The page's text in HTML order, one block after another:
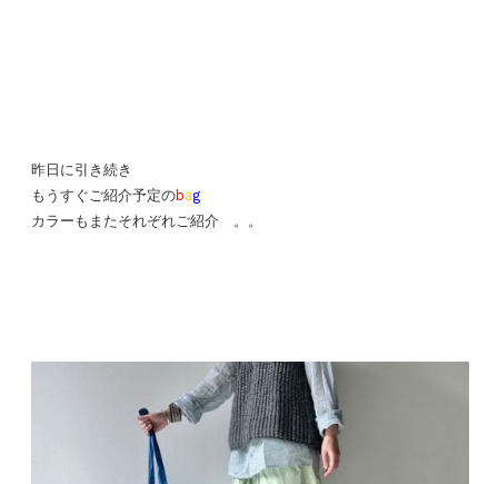
昨日に引き続き
もうすぐご紹介予定のbag
カラーもまたそれぞれご紹介 。。